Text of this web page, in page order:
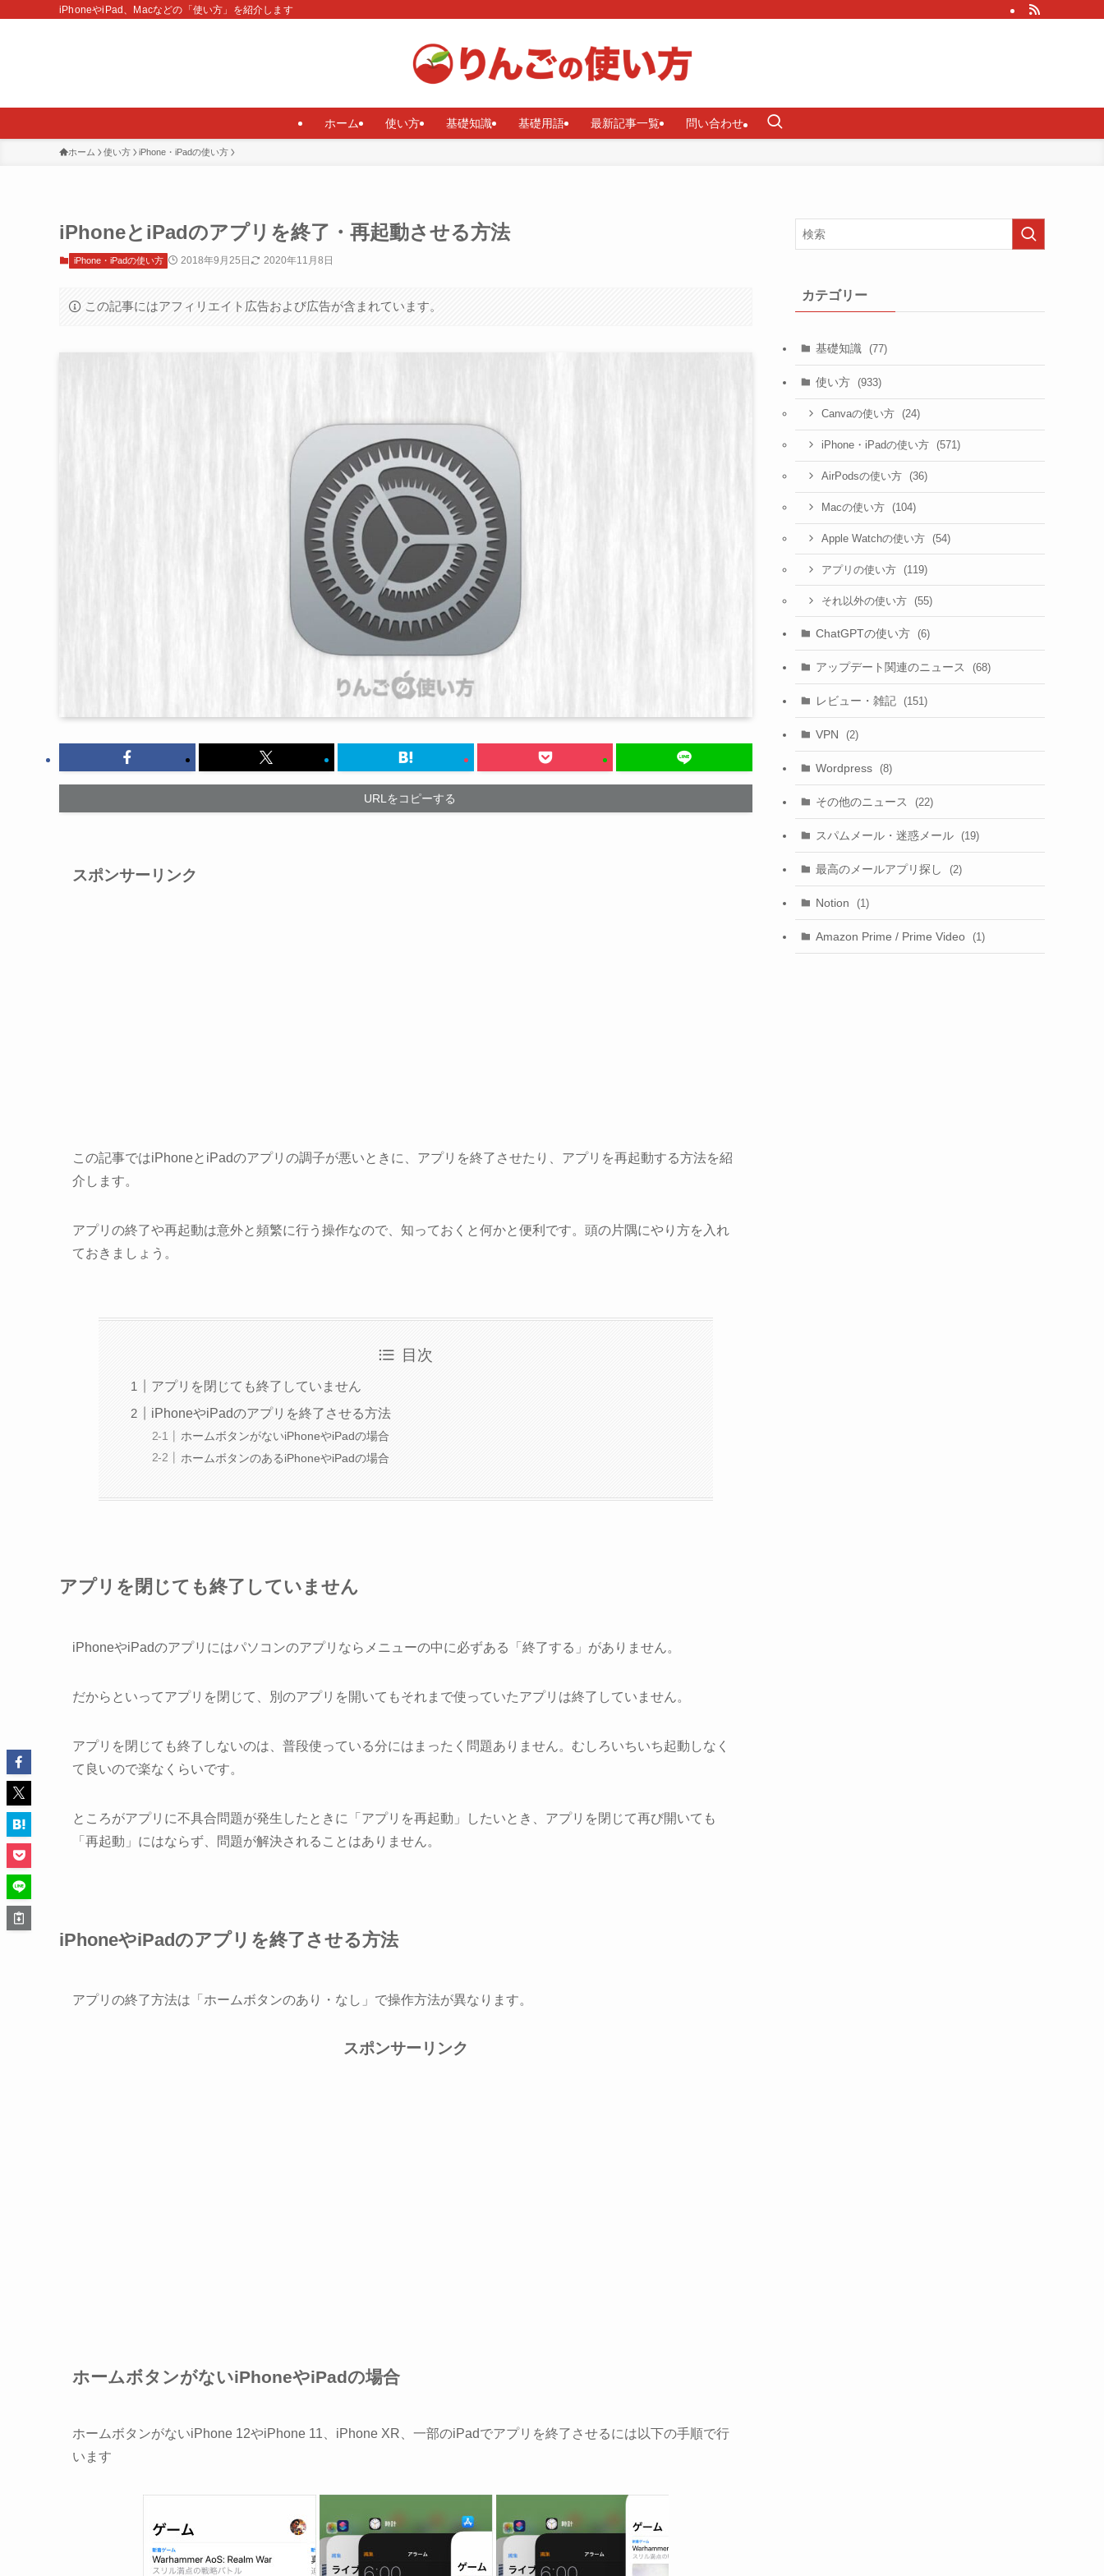
iPhoneやiPad、Macなどの「使い方」を紹介します
ホーム 使い方 基礎知識 基礎用語 最新記事一覧 問い合わせ
ホーム 使い方 iPhone・iPadの使い方
iPhoneとiPadのアプリを終了・再起動させる方法
iPhone・iPadの使い方 2018年9月25日 2020年11月8日
この記事にはアフィリエイト広告および広告が含まれています。
URLをコピーする
スポンサーリンク
この記事ではiPhoneとiPadのアプリの調子が悪いときに、アプリを終了させたり、アプリを再起動する方法を紹
介します。
アプリの終了や再起動は意外と頻繁に行う操作なので、知っておくと何かと便利です。頭の片隅にやり方を入れ
ておきましょう。
目次
アプリを閉じても終了していません
iPhoneやiPadのアプリを終了させる方法
ホームボタンがないiPhoneやiPadの場合
ホームボタンのあるiPhoneやiPadの場合
アプリを閉じても終了していません
iPhoneやiPadのアプリにはパソコンのアプリならメニューの中に必ずある「終了する」がありません。
だからといってアプリを閉じて、別のアプリを開いてもそれまで使っていたアプリは終了していません。
アプリを閉じても終了しないのは、普段使っている分にはまったく問題ありません。むしろいちいち起動しなく
て良いので楽なくらいです。
ところがアプリに不具合問題が発生したときに「アプリを再起動」したいとき、アプリを閉じて再び開いても
「再起動」にはならず、問題が解決されることはありません。
iPhoneやiPadのアプリを終了させる方法
アプリの終了方法は「ホームボタンのあり・なし」で操作方法が異なります。
スポンサーリンク
ホームボタンがないiPhoneやiPadの場合
ホームボタンがないiPhone 12やiPhone 11、iPhone XR、一部のiPadでアプリを終了させるには以下の手順で行
います
カテゴリー
基礎知識 (77)
使い方 (933)
Canvaの使い方 (24)
iPhone・iPadの使い方 (571)
AirPodsの使い方 (36)
Macの使い方 (104)
Apple Watchの使い方 (54)
アプリの使い方 (119)
それ以外の使い方 (55)
ChatGPTの使い方 (6)
アップデート関連のニュース (68)
レビュー・雑記 (151)
VPN (2)
Wordpress (8)
その他のニュース (22)
スパムメール・迷惑メール (19)
最高のメールアプリ探し (2)
Notion (1)
Amazon Prime / Prime Video (1)